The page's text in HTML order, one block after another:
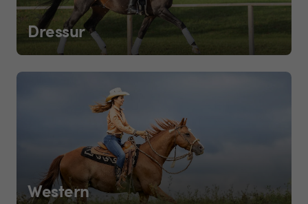
Dressur
Western